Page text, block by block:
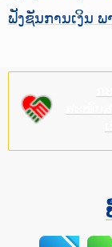
ຟັງຊັນການເງິນ